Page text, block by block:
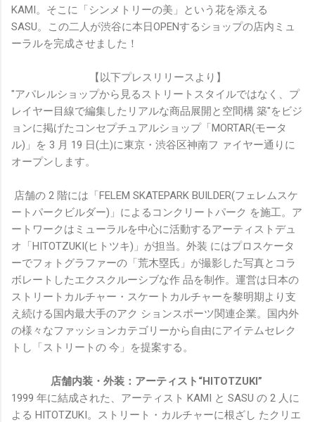
KAMI。そこに「シンメトリーの美」という花を添える
SASU。この二人が渋谷に本日OPENするショップの店内ミュ
ーラルを完成させました！
【以下プレスリリースより】
"アパレルショップから見るストリートスタイルではなく、プ
レイヤー目線で編集したリアルな商品展開と空間構 築"をビジ
ョンに掲げたコンセプチュアルショップ「MORTAR(モータ
ル)」を 3 月 19 日(土)に東京・渋谷区神南フ ァイヤー通りに
オープンします。
店舗の 2 階には「FELEM SKATEPARK BUILDER(フェレムスケ
ートパークビルダー)」によるコンクリートパーク を施工。ア
ートワークはミューラルを中心に活動するアーティストデュ
オ「HITOTZUKI(ヒトツキ)」が担当。外装 にはプロスケータ
ーでフォトグラファーの「荒木塁氏」が撮影した写真とコラ
ボレートしたエクスクルーシブな作 品を制作。運営は日本の
ストリートカルチャー・スケートカルチャーを黎明期より支
え続ける国内最大手のアク ションスポーツ関連企業。国内外
の様々なファッションカテゴリーから自由にアイテムセレク
トし「ストリートの 今」を提案する。
店舗内装・外装：アーティスト“HITOTZUKI”
1999 年に結成された、アーティスト KAMI と SASU の 2 人に
よる HITOTZUKI。ストリート・カルチャーに根ざし たクリエ